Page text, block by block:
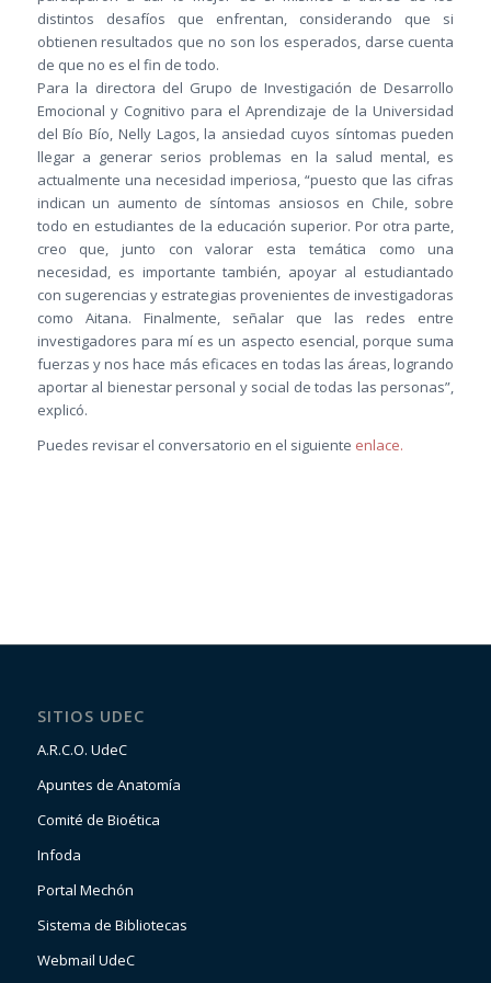
distintos desafíos que enfrentan, considerando que si
obtienen resultados que no son los esperados, darse cuenta
de que no es el fin de todo.
Para la directora del Grupo de Investigación de Desarrollo
Emocional y Cognitivo para el Aprendizaje de la Universidad
del Bío Bío, Nelly Lagos, la ansiedad cuyos síntomas pueden
llegar a generar serios problemas en la salud mental, es
actualmente una necesidad imperiosa, “puesto que las cifras
indican un aumento de síntomas ansiosos en Chile, sobre
todo en estudiantes de la educación superior. Por otra parte,
creo que, junto con valorar esta temática como una
necesidad, es importante también, apoyar al estudiantado
con sugerencias y estrategias provenientes de investigadoras
como Aitana. Finalmente, señalar que las redes entre
investigadores para mí es un aspecto esencial, porque suma
fuerzas y nos hace más eficaces en todas las áreas, logrando
aportar al bienestar personal y social de todas las personas”,
explicó.
Puedes revisar el conversatorio en el siguiente enlace.
SITIOS UDEC
A.R.C.O. UdeC
Apuntes de Anatomía
Comité de Bioética
Infoda
Portal Mechón
Sistema de Bibliotecas
Webmail UdeC